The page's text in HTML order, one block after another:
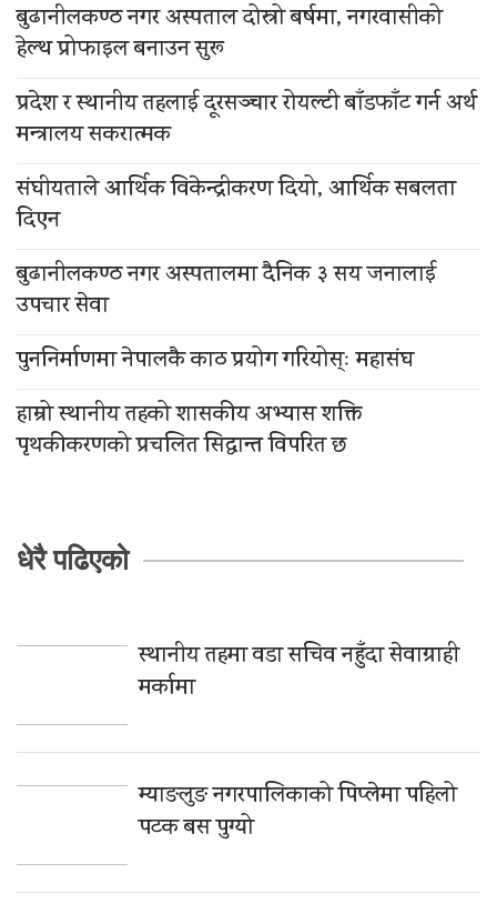
बुढानीलकण्ठ नगर अस्पताल दोस्रो बर्षमा, नगरवासीको
हेल्थ प्रोफाइल बनाउन सुरू
प्रदेश र स्थानीय तहलाई दूरसञ्चार रोयल्टी बाँडफाँट गर्न अर्थ
मन्त्रालय सकरात्मक
संघीयताले आर्थिक विकेन्द्रीकरण दियो, आर्थिक सबलता
दिएन
बुढानीलकण्ठ नगर अस्पतालमा दैनिक ३ सय जनालाई
उपचार सेवा
पुननिर्माणमा नेपालकै काठ प्रयोग गरियोस्ः महासंघ
हाम्रो स्थानीय तहको शासकीय अभ्यास शक्ति
पृथकीकरणको प्रचलित सिद्धान्त विपरित छ
धेरै पढिएको
स्थानीय तहमा वडा सचिव नहुँदा सेवाग्राही
मर्कामा
म्याङलुङ नगरपालिकाको पिप्लेमा पहिलो
पटक बस पुग्यो